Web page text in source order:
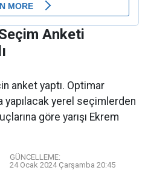
Anketi
anket yaptı. Optimar
yapılacak yerel seçimlerden
göre yarışı Ekrem
GÜNCELLEME:
24 Ocak 2024 Çarşamba 20:45